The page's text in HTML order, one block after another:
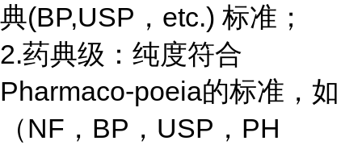
典(BP,USP，etc.) 标准；
2.药典级：纯度符合
Pharmaco-poeia的标准，如
（NF，BP，USP，PH